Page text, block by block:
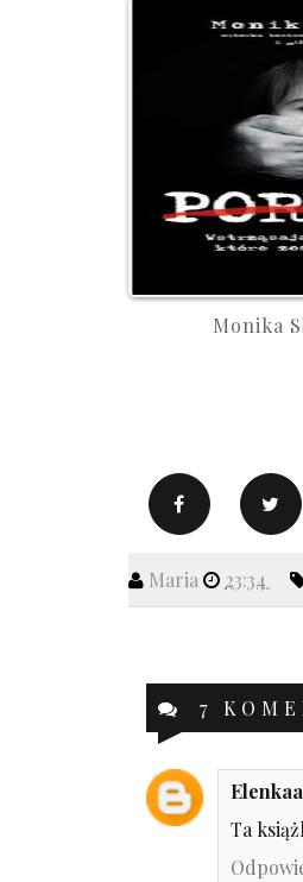
Monika
Maria 23:34
7
Elenkaa
Ta